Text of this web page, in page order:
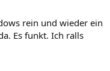
rein und wieder ein
Es funkt. Ich ralls